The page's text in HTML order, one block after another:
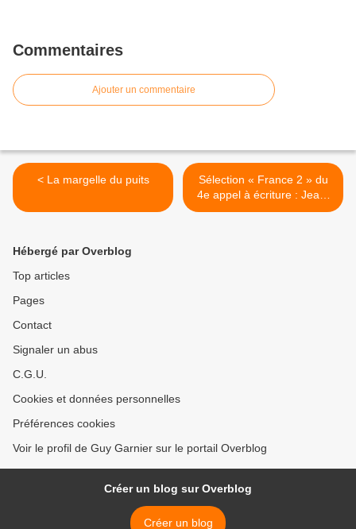
Commentaires
Ajouter un commentaire
< La margelle du puits
Sélection « France 2 » du
4e appel à écriture : Jean-
François Vacher (2/5) >
Hébergé par Overblog
Top articles
Pages
Contact
Signaler un abus
C.G.U.
Cookies et données personnelles
Préférences cookies
Voir le profil de Guy Garnier sur le portail Overblog
Créer un blog sur Overblog
Créer un blog